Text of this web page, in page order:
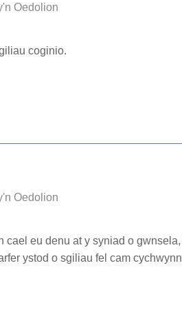
Oedolion
coginio.
Oedolion
cael eu denu at y syniad o
ystod o sgiliau fel cam